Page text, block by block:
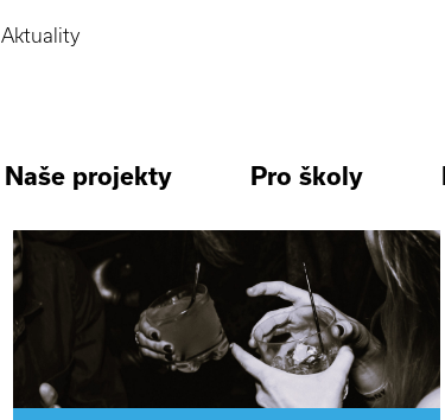
Aktuality
Naše projekty Pro školy